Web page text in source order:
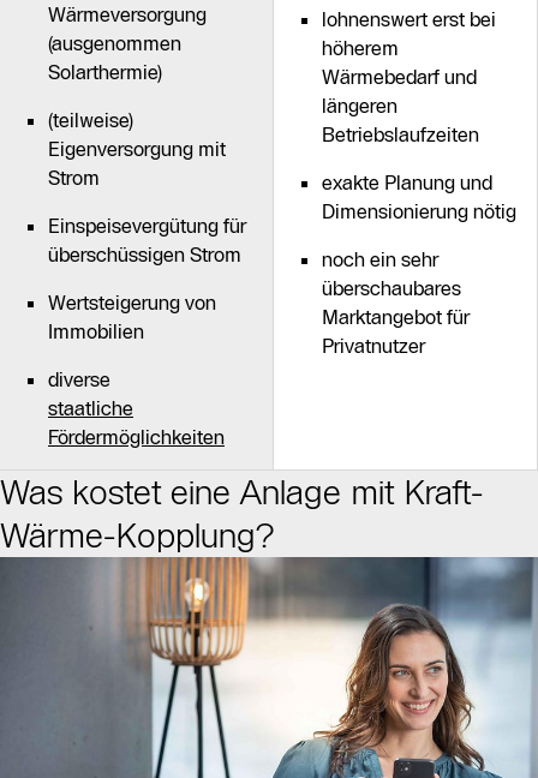
Wärmeversorgung
(ausgenommen
Solarthermie)
(teilweise)
Eigenversorgung mit
Strom
Einspeisevergütung für
überschüssigen Strom
Wertsteigerung von
Immobilien
diverse
staatliche
Fördermöglichkeiten
lohnenswert erst bei
höherem
Wärmebedarf und
längeren
Betriebslaufzeiten
exakte Planung und
Dimensionierung nötig
noch ein sehr
überschaubares
Marktangebot für
Privatnutzer
Was kostet eine Anlage mit Kraft-
Wärme-Kopplung?